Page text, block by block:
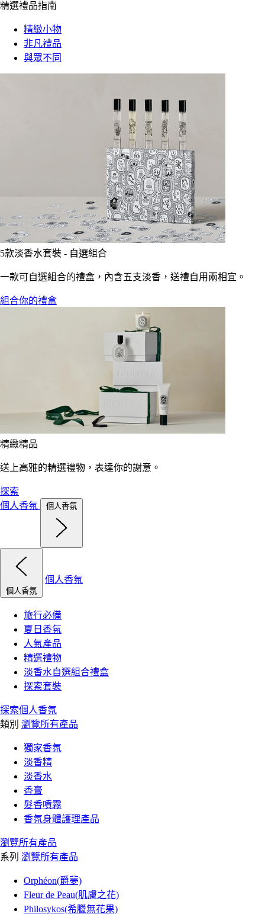
精選禮品指南
精緻小物
非凡禮品
與眾不同
5款淡香水套裝 - 自選組合
一款可自選組合的禮盒，內含五支淡香，送禮自用兩相宜。
組合你的禮盒
精緻精品
送上高雅的精選禮物，表達你的謝意。
探索
個人香氛
個人香氛
個人香氛
個人香氛
旅行必備
夏日香氛
人氣產品
精選禮物
淡香水自選組合禮盒
探索套裝
探索個人香氛
類別 瀏覽所有產品
獨家香氛
淡香精
淡香水
香膏
髮香噴霧
香氛身體護理產品
瀏覽所有產品
系列 瀏覽所有產品
Orphéon(爵夢)
Fleur de Peau(肌膚之花)
Philosykos(希臘無花果)